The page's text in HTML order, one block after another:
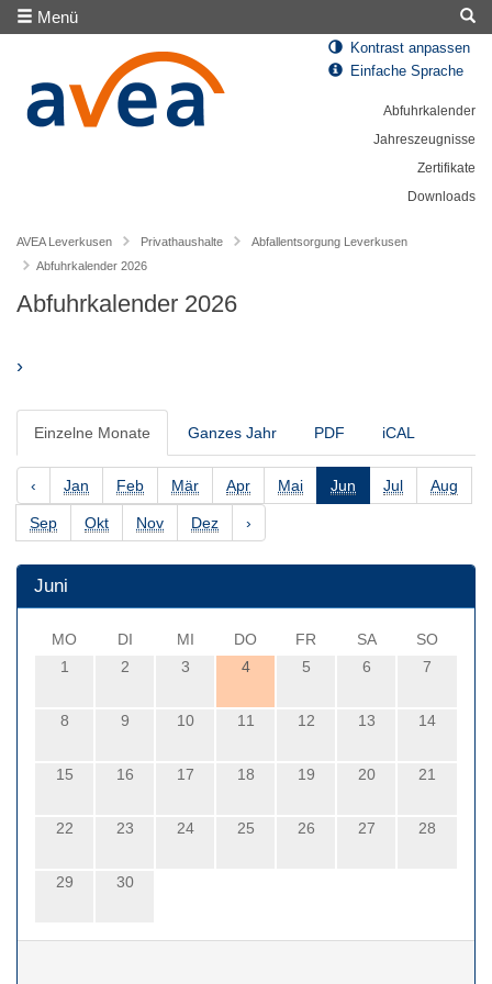
Menü
Kontrast anpassen
Einfache Sprache
Abfuhrkalender
Jahreszeugnisse
Zertifikate
Downloads
AVEA Leverkusen Privathaushalte
Abfallentsorgung Leverkusen
Abfuhrkalender 2026
Abfuhrkalender 2026
›
Einzelne Monate Ganzes Jahr PDF iCAL
‹ Jan Feb Mär Apr Mai Jun Jul Aug
Sep Okt Nov Dez ›
Juni
MO DI MI DO FR SA
SO
1
2 3 4 5 6 7
8 9 10 11 12 13 14
15 16 17 18 19 20 21
22 23 24 25 26 27 28
29 30